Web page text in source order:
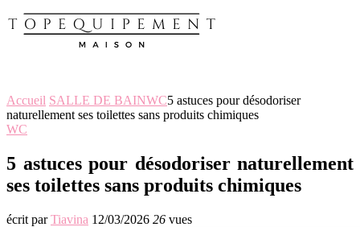
Accueil SALLE DE BAINWC5 astuces pour désodoriser
naturellement ses toilettes sans produits chimiques
WC
5 astuces pour désodoriser naturellement
ses toilettes sans produits chimiques
écrit parTiavina 12/03/2026 26 vues